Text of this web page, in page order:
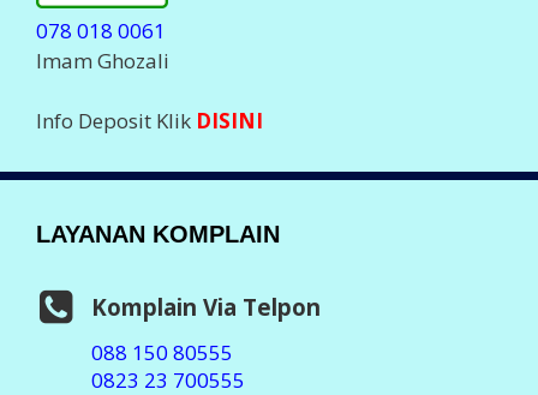
078 018 0061
Imam Ghozali
Info Deposit Klik DISINI
LAYANAN KOMPLAIN
Komplain Via Telpon
088 150 80555
0823 23 700555